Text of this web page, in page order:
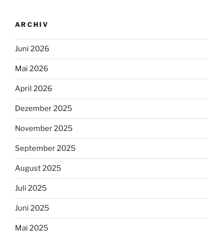
ARCHIV
Juni 2026
Mai 2026
April 2026
Dezember 2025
November 2025
September 2025
August 2025
Juli 2025
Juni 2025
Mai 2025